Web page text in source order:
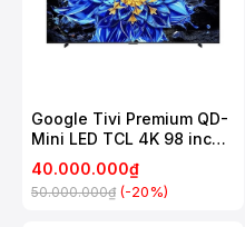
Google Tivi Premium QD-
Mini LED TCL 4K 98 inch
98P8LS
40.000.000₫
50.000.000₫ (-20%)